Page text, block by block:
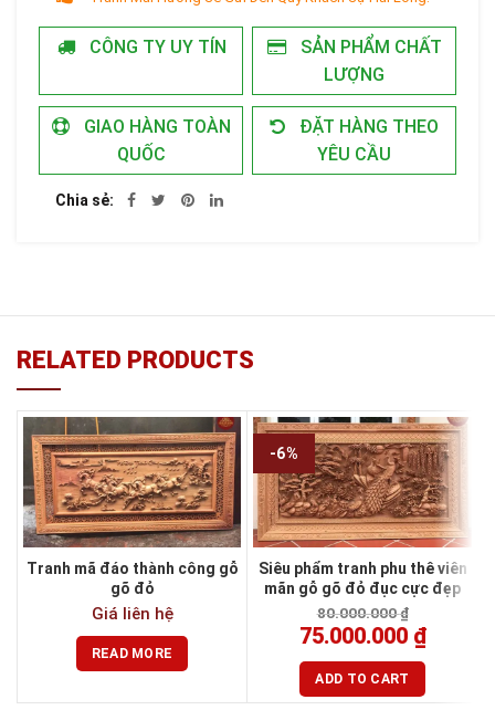
CÔNG TY UY TÍN
SẢN PHẨM CHẤT
LƯỢNG
GIAO HÀNG TOÀN
QUỐC
ĐẶT HÀNG THEO
YÊU CẦU
Chia sẻ
RELATED PRODUCTS
Tranh mã đáo thành công gỗ
gõ đỏ
Giá liên hệ
READ MORE
-6%
Siêu phẩm tranh phu thê viên
mãn gỗ gõ đỏ đục cực đẹp
80.000.000₫
75.000.000 ₫
ADD TO CART